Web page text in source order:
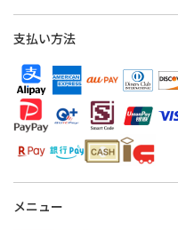
支払い方法
メニュー